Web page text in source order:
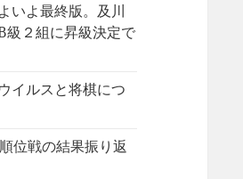
いよ最終版。及川
級２組に昇級決定で
イルスと将棋につ
位戦の結果振り返